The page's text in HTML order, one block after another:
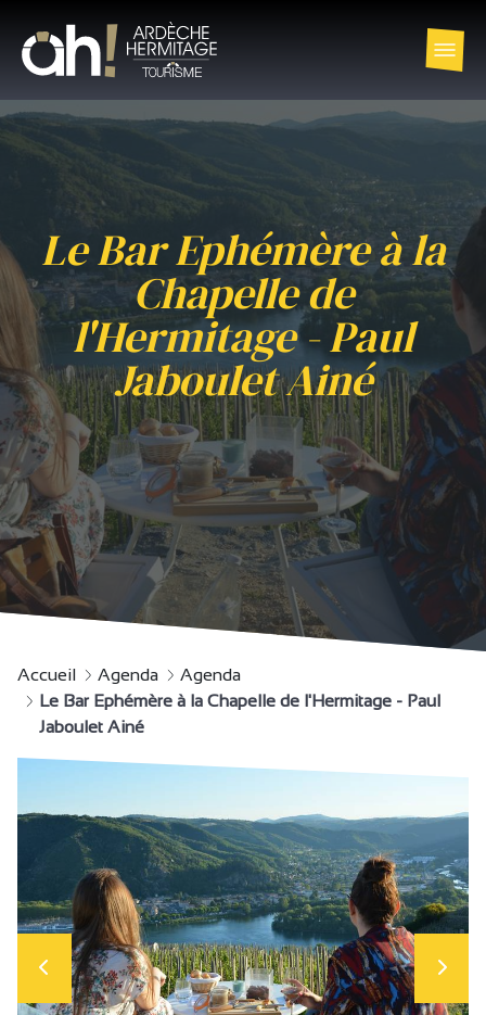
Le Bar Ephémère à la
Chapelle de
l'Hermitage - Paul
Jaboulet Ainé
Accueil Agenda
Agenda
Le Bar Ephémère à la Chapelle de l'Hermitage - Paul
Jaboulet Ainé